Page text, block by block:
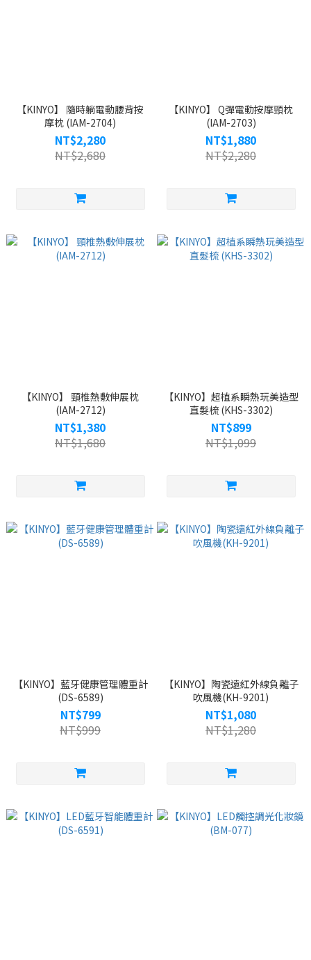
【KINYO】 隨時躺電動腰背按
摩枕 (IAM-2704)
NT$2,280
NT$2,680
【KINYO】 Q彈電動按摩頸枕
(IAM-2703)
NT$1,880
NT$2,280
【KINYO】 頸椎熱敷伸展枕
(IAM-2712)
NT$1,380
NT$1,680
【KINYO】超植系瞬熱玩美造型
直髮梳 (KHS-3302)
NT$899
NT$1,099
【KINYO】藍牙健康管理體重計
(DS-6589)
NT$799
NT$999
【KINYO】陶瓷遠紅外線負離子
吹風機(KH-9201)
NT$1,080
NT$1,280